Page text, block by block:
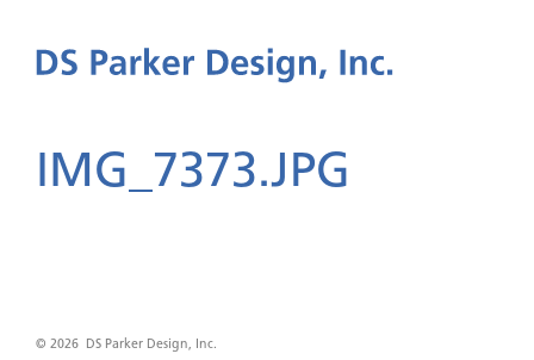
IMG_7373.JPG
© 2026 DS Parker Design, Inc.